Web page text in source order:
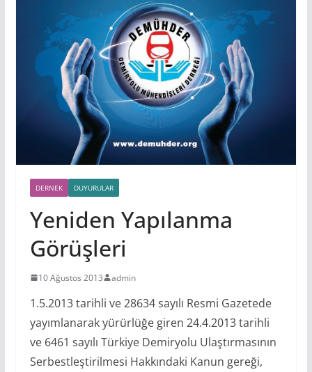
DERNEK DUYURULAR
Yeniden Yapılanma
Görüşleri
10 Ağustos 2013 admin
1.5.2013 tarihli ve 28634 sayılı Resmi Gazetede
yayımlanarak yürürlüğe giren 24.4.2013 tarihli
ve 6461 sayılı Türkiye Demiryolu Ulaştırmasının
Serbestleştirilmesi Hakkındaki Kanun gereği,